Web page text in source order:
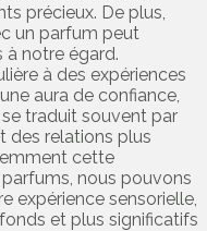
précieux. De plus,
un parfum peut
à notre égard.
à des expériences
aura de confiance,
traduit souvent par
des relations plus
cette
nous pouvons
expérience sensorielle,
et plus significatifs